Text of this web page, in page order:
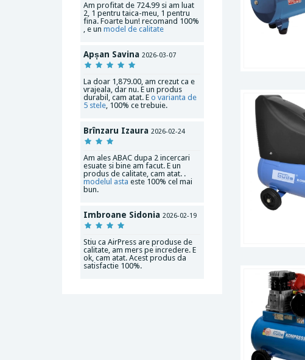
Am profitat de 724.99 si am luat
2, 1 pentru taica-meu, 1 pentru
fina. Foarte bun! recomand 100%
, e un model de calitate
Apșan Savina 2026-03-07
La doar 1,879.00, am crezut ca e
vrajeala, dar nu. E un produs
durabil, cam atat. E o varianta de
5 stele, 100% ce trebuie.
Brînzaru Izaura 2026-02-24
Am ales ABAC dupa 2 incercari
esuate si bine am facut. E un
produs de calitate, cam atat. .
modelul asta este 100% cel mai
bun.
Imbroane Sidonia 2026-02-19
Stiu ca AirPress are produse de
calitate, am mers pe incredere. E
ok, cam atat. Acest produs da
satisfactie 100%.